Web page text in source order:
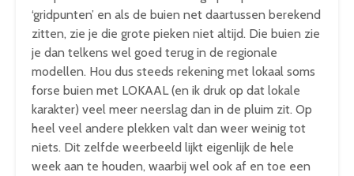
‘gridpunten’ en als de buien net daartussen berekend
zitten, zie je die grote pieken niet altijd. Die buien zie
je dan telkens wel goed terug in de regionale
modellen. Hou dus steeds rekening met lokaal soms
forse buien met LOKAAL (en ik druk op dat lokale
karakter) veel meer neerslag dan in de pluim zit. Op
heel veel andere plekken valt dan weer weinig tot
niets. Dit zelfde weerbeeld lijkt eigenlijk de hele
week aan te houden, waarbij wel ook af en toe een